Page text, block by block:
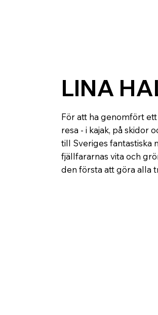
LINA
För att ha genomfört
resa - i kajak, på skidor
till Sveriges fantastiska
fjällfararnas vita och
den första att göra alla